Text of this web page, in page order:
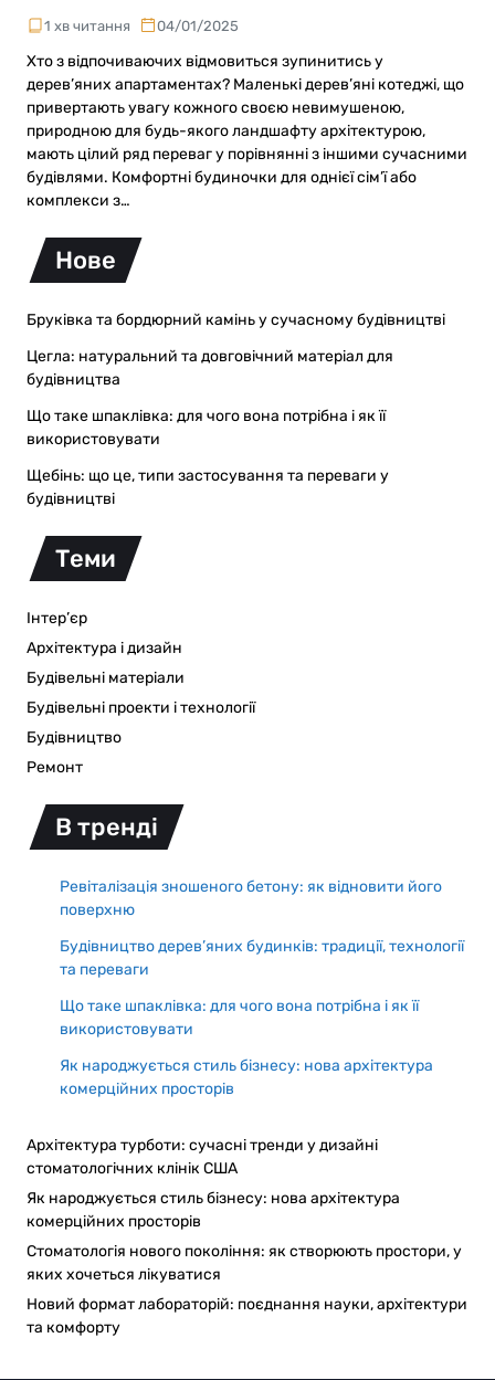
1 хв читання 04/01/2025
Хто з відпочиваючих відмовиться зупинитись у
дерев’яних апартаментах? Маленькі дерев’яні котеджі, що
привертають увагу кожного своєю невимушеною,
природною для будь-якого ландшафту архітектурою,
мають цілий ряд переваг у порівнянні з іншими сучасними
будівлями. Комфортні будиночки для однієї сім’ї або
комплекси з…
Нове
Бруківка та бордюрний камінь у сучасному будівництві
Цегла: натуральний та довговічний матеріал для
будівництва
Що таке шпаклівка: для чого вона потрібна і як її
використовувати
Щебінь: що це, типи застосування та переваги у
будівництві
Теми
Інтер’єр
Архітектура і дизайн
Будівельні матеріали
Будівельні проекти і технології
Будівництво
Ремонт
В тренді
Ревіталізація зношеного бетону: як відновити його
поверхню
Будівництво дерев’яних будинків: традиції, технології
та переваги
Що таке шпаклівка: для чого вона потрібна і як її
використовувати
Як народжується стиль бізнесу: нова архітектура
комерційних просторів
Архітектура турботи: сучасні тренди у дизайні
стоматологічних клінік США
Як народжується стиль бізнесу: нова архітектура
комерційних просторів
Стоматологія нового покоління: як створюють простори, у
яких хочеться лікуватися
Новий формат лабораторій: поєднання науки, архітектури
та комфорту